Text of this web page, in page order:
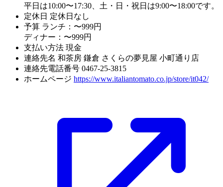
平日は10:00〜17:30、土・日・祝日は9:00〜18:00です。
定休日 定休日なし
予算 ランチ：〜999円
ディナー：〜999円
支払い方法 現金
連絡先名 和茶房 鎌倉 さくらの夢見屋 小町通り店
連絡先電話番号 0467-25-3815
ホームページ https://www.italiantomato.co.jp/store/it042/